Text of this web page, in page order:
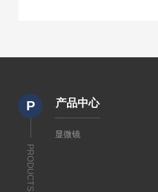
P
PRODUCTS
产品中心
显微镜